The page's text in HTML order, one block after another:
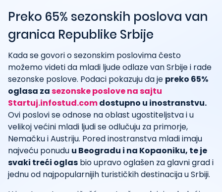
Preko 65% sezonskih poslova van
granica Republike Srbije
Kada se govori o sezonskim poslovima često
možemo videti da mladi ljude odlaze van Srbije i rade
sezonske poslove. Podaci pokazuju da je preko 65%
oglasa zasezonske poslove na sajtu
Startuj.infostud.comdostupno u inostranstvu.
Ovi poslovi se odnose na oblast ugostiteljstva i u
velikoj većini mladi ljudi se odlučuju za primorje,
Nemačku i Austriju. Pored inostranstva mladi imaju
najveću ponudu u Beogradu i na Kopaoniku, te je
svaki treći oglas bio upravo oglašen za glavni grad i
jednu od najpopularnijih turističkih destinacija u Srbiji.